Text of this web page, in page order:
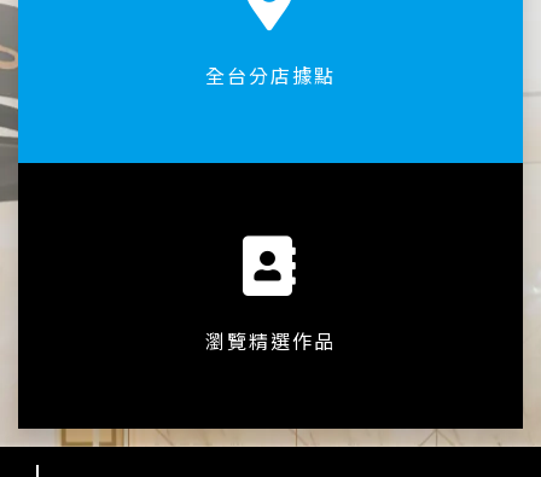
全台分店據點
瀏覽精選作品